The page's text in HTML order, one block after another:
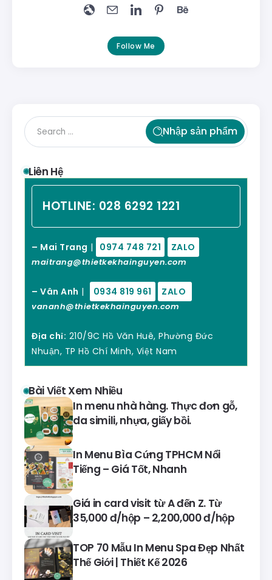
Follow Me
Nhập sản phẩm
Liên Hệ
HOTLINE: 028 6292 1221
– Mai Trang | 0974 748 721 ZALO
maitrang@thietkekhainguyen.com
– Vân Anh | 0934 819 961 ZALO
vananh@thietkekhainguyen.com
Địa chỉ: 210/9C Hồ Văn Huê, Phường Đức
Nhuận, TP Hồ Chí Minh, Việt Nam
Bài Viết Xem Nhiều
In menu nhà hàng. Thực đơn gỗ,
da simili, nhựa, giấy bồi.
In Menu Bìa Cứng TPHCM Nổi
Tiếng – Giá Tốt, Nhanh
Giá in card visit từ A đến Z. Từ
35,000 đ/hộp – 2,200,000 đ/hộp
TOP 70 Mẫu In Menu Spa Đẹp Nhất
Thế Giới | Thiết Kế 2026